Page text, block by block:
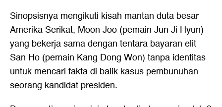
Sinopsisnya mengikuti kisah mantan duta besar
Amerika Serikat, Moon Joo (pemain Jun Ji Hyun)
yang bekerja sama dengan tentara bayaran elit
San Ho (pemain Kang Dong Won) tanpa identitas
untuk mencari fakta di balik kasus pembunuhan
seorang kandidat presiden.